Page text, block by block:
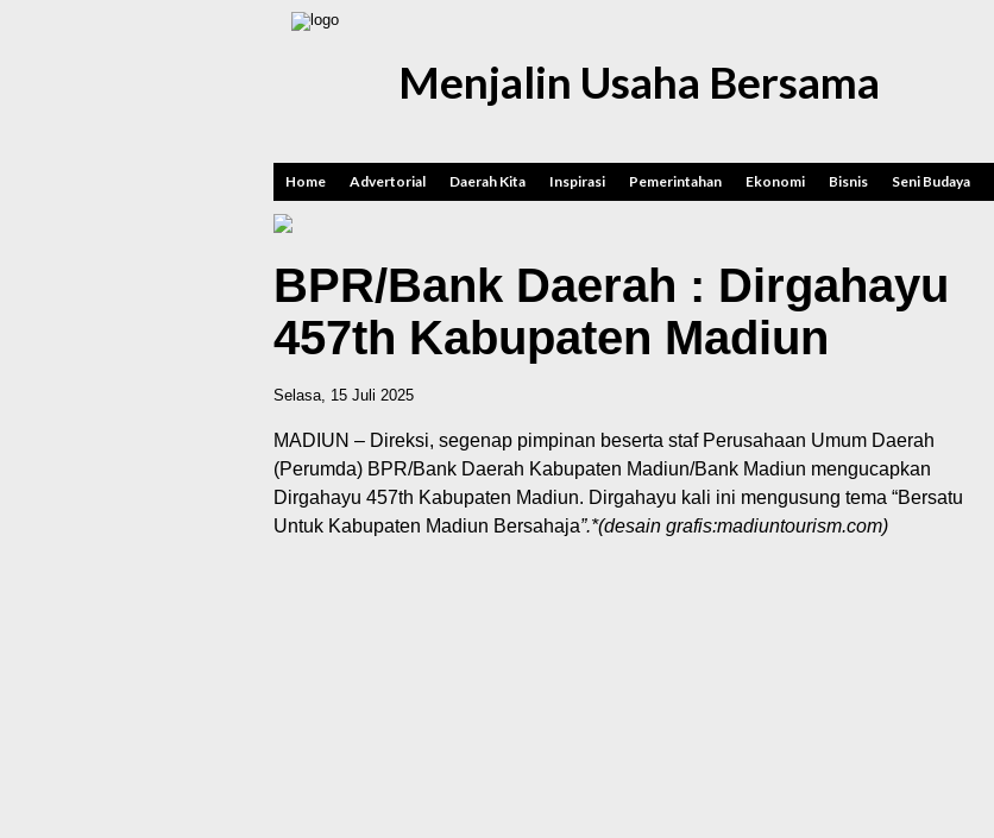
Menjalin Usaha Bersama
Home Advertorial Daerah Kita Inspirasi Pemerintahan Ekonomi Bisnis Seni Budaya
BPR/Bank Daerah : Dirgahayu
457th Kabupaten Madiun
Selasa, 15 Juli 2025
MADIUN – Direksi, segenap pimpinan beserta staf Perusahaan Umum Daerah
(Perumda) BPR/Bank Daerah Kabupaten Madiun/Bank Madiun mengucapkan
Dirgahayu 457th Kabupaten Madiun. Dirgahayu kali ini mengusung tema “Bersatu
Untuk Kabupaten Madiun Bersahaja”.*(desain grafis:madiuntourism.com)